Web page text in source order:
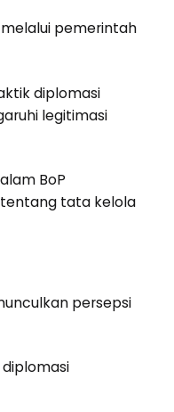
pemerintah
diplomasi
legitimasi
BoP
tata kelola
persepsi